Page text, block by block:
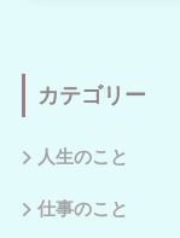
カテゴリー
人生のこと
仕事のこと